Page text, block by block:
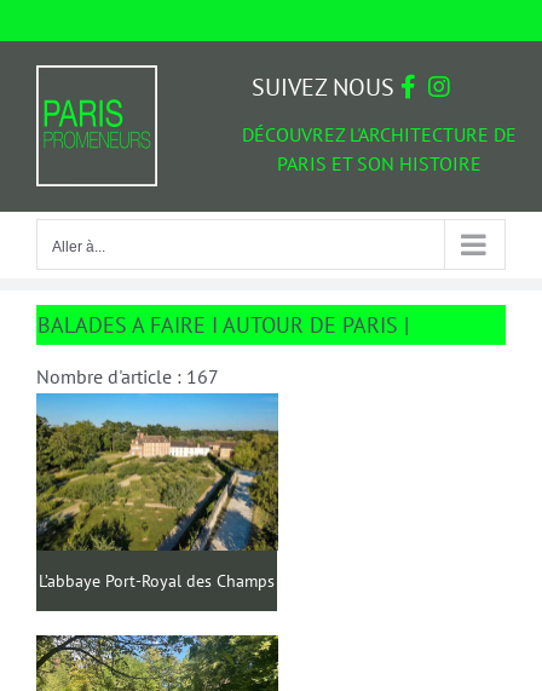
Aller à...
DÉCOUVREZ L'ARCHITECTURE DE
PARIS ET SON HISTOIRE
SUIVEZ NOUS
Aller à...
BALADES A FAIRE I AUTOUR DE PARIS |
Nombre d'article : 167
L’abbaye Port-Royal des Champs